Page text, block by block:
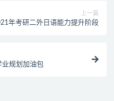
上一篇
年考研二外日语能力提升阶段
规划加油包